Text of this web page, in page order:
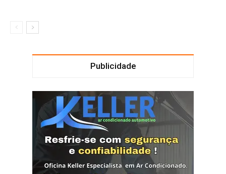
Publicidade